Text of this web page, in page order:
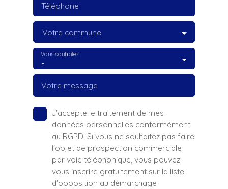
Téléphone
Votre commune
-
Vous souhaitez
Votre message
J'accepte le traitement de mes
données personnelles conformément
au RGPD. Si vous ne souhaitez pas faire
l'objet de prospection commerciale
par voie téléphonique, vous pouvez
vous inscrire gratuitement sur la liste
d'opposition au démarchage